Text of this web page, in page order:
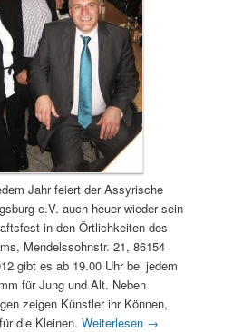
Jahr feiert der Assyrische
e.V. auch heuer wieder sein
in den Örtlichkeiten des
Mendelssohnstr. 21, 86154
gibt es ab 19.00 Uhr bei jedem
für Jung und Alt. Neben
zeigen Künstler ihr Können,
die Kleinen.Weiterlesen →